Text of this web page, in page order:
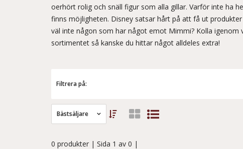
oerhört rolig och snäll figur som alla gillar. Varför inte ha
finns möjligheten. Disney satsar hårt på att få ut
väl inte någon som har något emot Mimmi? Kolla igenom
sortimentet så kanske du hittar något alldeles extra!
Filtrera på:
Bästsäljare
0 produkter | Sida 1 av 0 |